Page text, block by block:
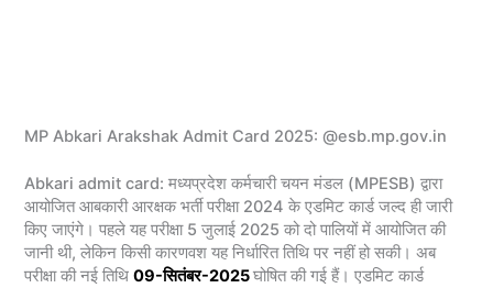
MP Abkari Arakshak Admit Card 2025: @esb.mp.gov.in
Abkari admit card: मध्यप्रदेश कर्मचारी चयन मंडल (MPESB) द्वारा
आयोजित आबकारी आरक्षक भर्ती परीक्षा 2024 के एडमिट कार्ड जल्द ही जारी
किए जाएंगे। पहले यह परीक्षा 5 जुलाई 2025 को दो पालियों में आयोजित की
जानी थी, लेकिन किसी कारणवश यह निर्धारित तिथि पर नहीं हो सकी। अब
परीक्षा की नई तिथि09-सितंबर-2025घोषित की गई हैं। एडमिट कार्ड